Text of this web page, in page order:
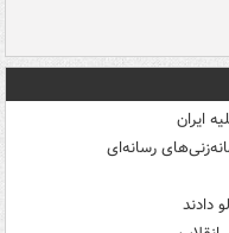
ایران
رسانه‌ای
دادند